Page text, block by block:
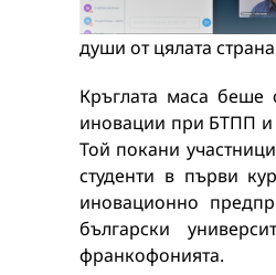
души от цялата
Кръглата маса беше
иновации при БТПП и
Той покани
студенти в първи
иновационно
български
франкофонията.